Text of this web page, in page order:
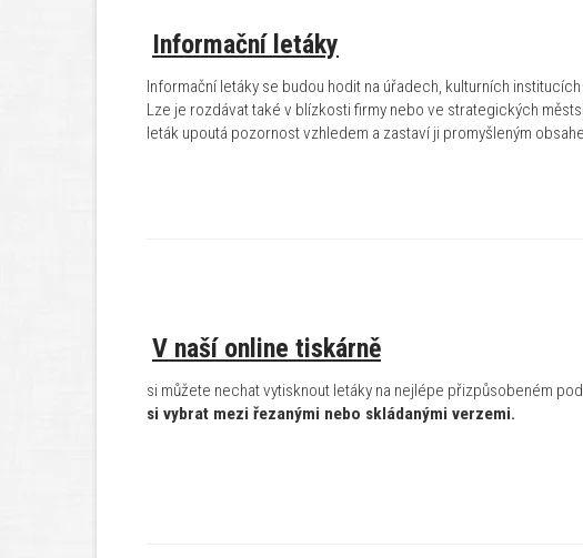
Informační letáky
Informační letáky se budou hodit na úřadech, kulturních
Lze je rozdávat také v blízkosti firmy nebo ve strategických
leták upoutá pozornost vzhledem a zastaví ji promyšleným
V naší online tiskárně
si můžete nechat vytisknout letáky na nejlépe přizpůsobeném
si vybrat mezi řezanými nebo skládanými verzemi.